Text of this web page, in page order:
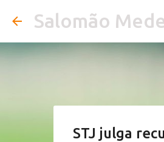
Salomão
STJ julga